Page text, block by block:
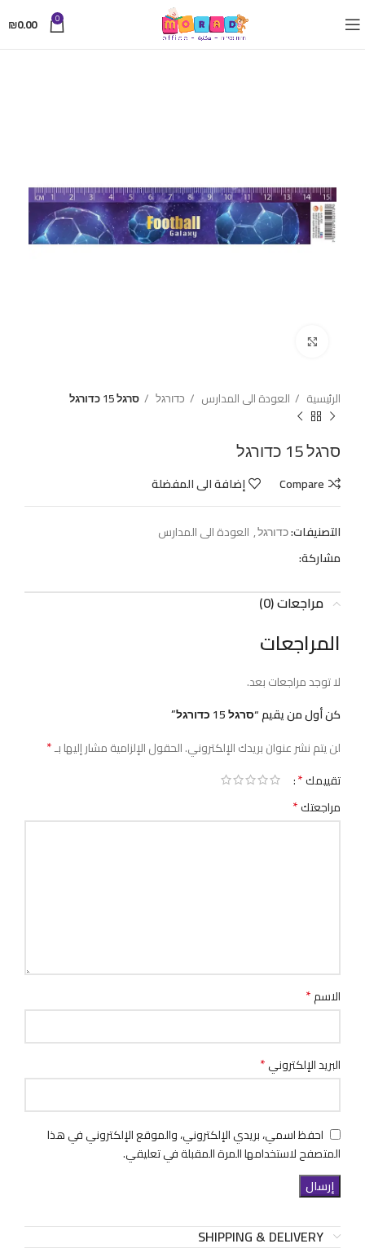
0
₪0.00
الرئيسية العودة الى المدارس כדורגל סרגל 15 כדורגל
סרגל 15 כדורגל
Compare إضافة الى المفضلة
التصنيفات:כדורגל, العودة الى المدارس
مشاركة:
مراجعات (0)
المراجعات
لا توجد مراجعات بعد.
كن أول من يقيم “סרגל 15 כדורגל”
لن يتم نشر عنوان بريدك الإلكتروني.الحقول الإلزامية مشار إليها بـ*
تقييمك*
مراجعتك*
الاسم*
البريد الإلكتروني*
احفظ اسمي، بريدي الإلكتروني، والموقع الإلكتروني في هذا
المتصفح لاستخدامها المرة المقبلة في تعليقي.
SHIPPING & DELIVERY